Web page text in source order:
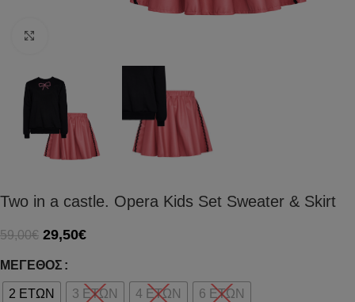
Two in a castle. Opera Kids Set Sweater & Skirt
59,00€ 29,50€
ΜΈΓΕΘΟΣ
2 ΕΤΩΝ 3 ΕΤΩΝ 4 ΕΤΩΝ 6 ΕΤΩΝ